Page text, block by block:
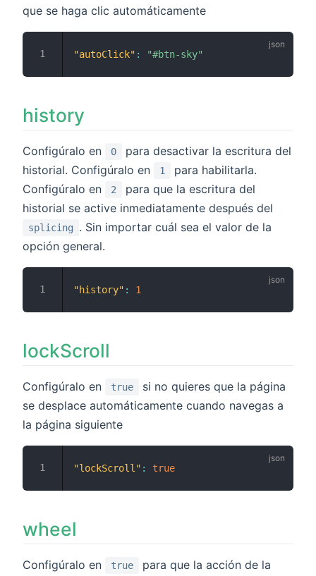
que se haga clic automáticamente
"autoClick" : "#btn-sky"
history
Configúralo en 0
para desactivar la escritura del
historial. Configúralo en
1
para habilitarla.
Configúralo en
2
para que la escritura del
historial se active inmediatamente después del
splicing
. Sin importar cuál sea el valor de la
opción general.
"history" : 1
lockScroll
Configúralo en true
si no quieres que la página
se desplace automáticamente cuando navegas a
la página siguiente
"lockScroll" : true
wheel
Configúralo en true
para que la acción de la